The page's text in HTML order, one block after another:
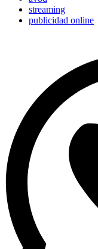
streaming
publicidad online